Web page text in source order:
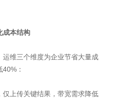
成本结构
维三个维度为企业节省大量成
：
上传关键结果，带宽需求降低